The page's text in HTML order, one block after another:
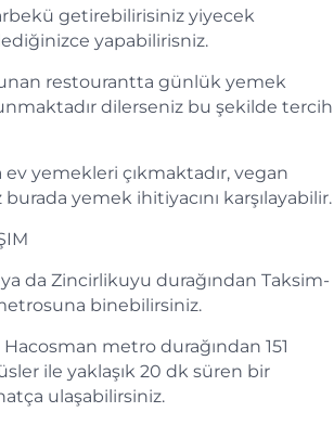
getirebilirisiniz yiyecek
yapabilirisniz.
restourantta günlük yemek
dilerseniz bu şekilde tercih
yemekleri çıkmaktadır, vegan
yemek ihitiyacını karşılayabilir.
da Zincirlikuyu durağından Taksim-
binebilirsiniz.
Hacosman metro durağından 151
ile yaklaşık 20 dk süren bir
ulaşabilirsiniz.